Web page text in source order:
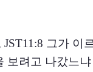
그가 이
보려고 나갔느